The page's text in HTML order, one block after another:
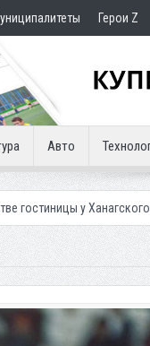
Герои Z
Авто
водопада